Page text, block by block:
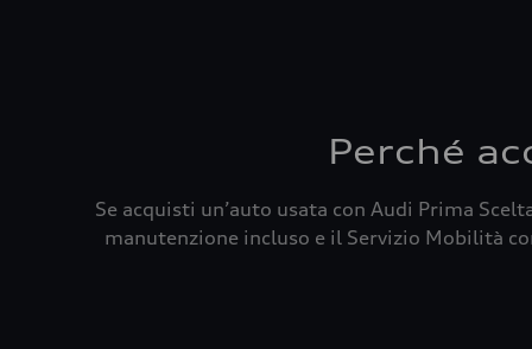
Perché
Se acquisti un’auto usata con Audi Prima
manutenzione incluso e il Servizio Mobilità